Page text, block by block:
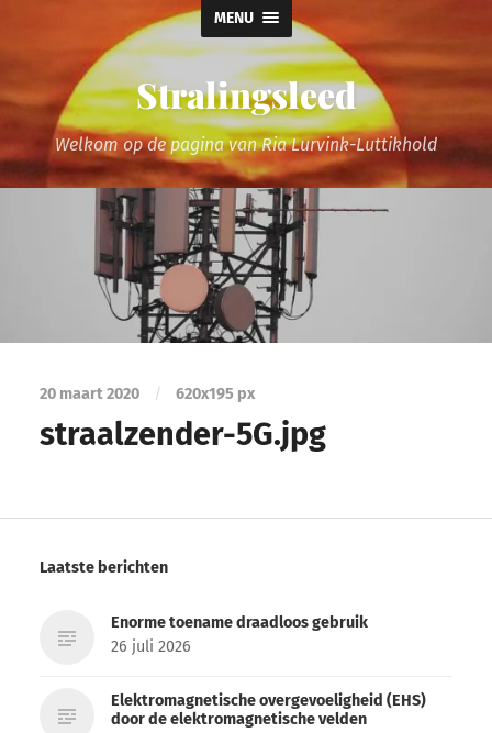
MENU
Stralingsleed
Welkom op de pagina van Ria Lurvink-Luttikhold
20 maart 2020 / 620x195 px
straalzender-5G.jpg
Laatste berichten
Enorme toename draadloos gebruik
26 juli 2026
Elektromagnetische overgevoeligheid (EHS)
door de elektromagnetische velden